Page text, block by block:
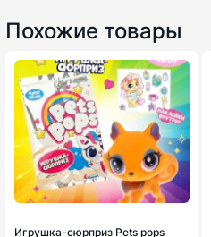
Похожие товары
Игрушка-сюрприз Pets pops